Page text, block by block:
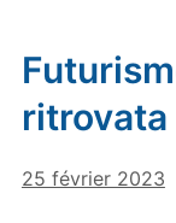
ritrovata
25 février 2023